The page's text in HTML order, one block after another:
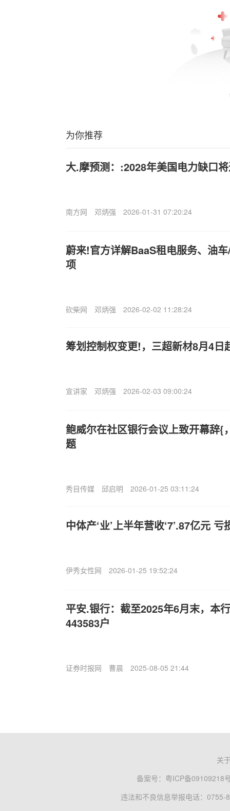
为你推荐
大.摩预测：:2028年美国电力缺口
南方网 邓炳强 2026-01-31 07:20:24
蔚来!官方详解BaaS租电服务、油
项
砍柴网 邓炳强 2026-02-02 11:28:24
筹划控制权变更!，三超新材8月4日
宣讲家 邓炳强 2026-02-03 09:00:24
鲍威尔在社区银行会议上致开幕辞{
题
秀目传媒 邱启明 2026-01-25 03:11:24
中体产‘业’上半年营收‘7’.87亿元
伊秀女性网 2026-01-25 19:52:24
平安.银行：截至2025年6月末，本
443583户
证券时报网 曹晨 2025-08-05 21:44
关
备案号： 粤ICP备09109218
违法和不良信息举报电话：0755-